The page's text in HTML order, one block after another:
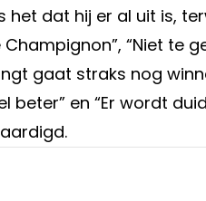
het dat hij er al uit is,
Champignon”, “Niet te
gaat straks nog
beter” en “Er wordt